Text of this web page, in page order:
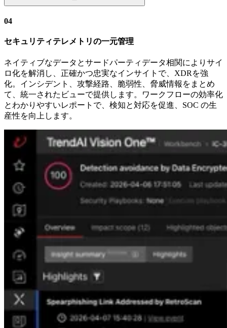
04
セキュリティテレメトリの一元管理
ネイティブなデータとサードパーティデータ相関によりサイ
ロ化を解消し、正確かつ忠実なインサイトで、XDRを強
化。インシデント、攻撃経路、脆弱性、脅威情報をまとめ
て、統一されたビューで提供します。ワークフローの効率化
とわかりやすいレポートで、検知と対応を促進、SOC の生
産性を向上します。